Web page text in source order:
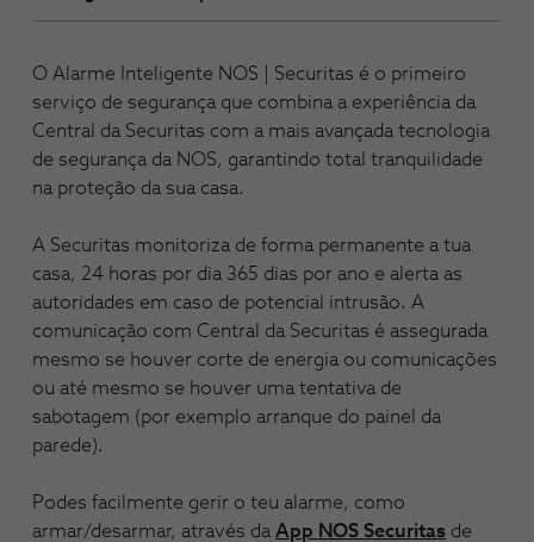
O Alarme Inteligente NOS | Securitas é o primeiro
serviço de segurança que combina a experiência da
Central da Securitas com a mais avançada tecnologia
de segurança da NOS, garantindo total tranquilidade
na proteção da sua casa.
A Securitas monitoriza de forma permanente a tua
casa, 24 horas por dia 365 dias por ano e alerta as
autoridades em caso de potencial intrusão. A
comunicação com Central da Securitas é assegurada
mesmo se houver corte de energia ou comunicações
ou até mesmo se houver uma tentativa de
sabotagem (por exemplo arranque do painel da
parede).
Podes facilmente gerir o teu alarme, como
armar/desarmar, através da App NOS Securitas de